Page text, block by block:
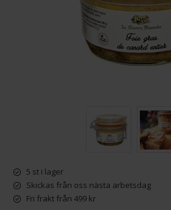
5 st i lager
Skickas från oss nästa arbetsdag
Fri frakt från 499 kr